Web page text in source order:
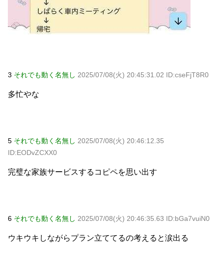
3 それでも動く名無し 2025/07/08(火) 20:45:31.02 ID:cseFjT8R0
多忙やな
5 それでも動く名無し 2025/07/08(火) 20:46:12.35
ID:EODvZCXX0
完璧な家族サービスするコピペを思い出す
6 それでも動く名無し 2025/07/08(火) 20:46:35.63 ID:bGa7vuiN0
ウキウキしながらプラン立ててるの考えると涙出る